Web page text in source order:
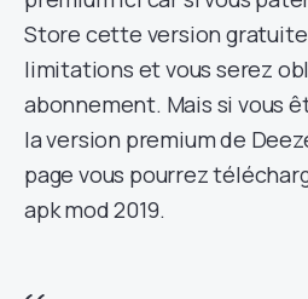
Store cette version
limitations et vous serez
abonnement. Mais si vous
la version premium de
page vous pourrez
apk mod 2019.